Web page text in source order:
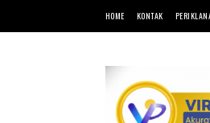
HOME KONTAK